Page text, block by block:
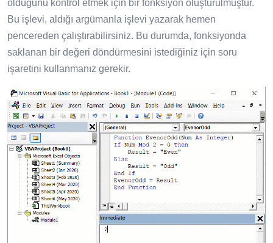
olduğunu kontrol etmek için bir fonksiyon oluşturulmuştur.
Bu işlevi, aldığı argümanla işlevi yazarak hemen
pencereden çalıştırabilirsiniz. Bu durumda, fonksiyonda
saklanan bir değeri döndürmesini istediğiniz için soru
işaretini kullanmanız gerekir.